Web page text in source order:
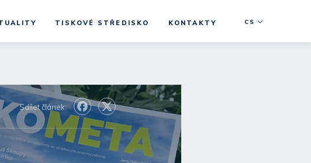
TISKOVÉ STŘEDISKO KONTAKTY CS
Sdílet článek: